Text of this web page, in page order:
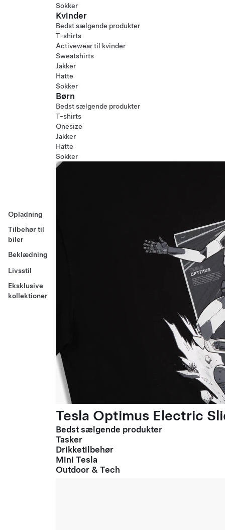
Opladning
Tilbehør til
biler
Beklædning
Livsstil
Eksklusive
kollektioner
Sokker
Kvinder
Bedst sælgende produkter
T-shirts
Activewear til kvinder
Sweatshirts
Jakker
Hatte
Sokker
Børn
Bedst sælgende produkter
T-shirts
Onesize
Jakker
Hatte
Sokker
Tesla Optimus Electric
Bedst sælgende produkter
Tasker
Drikketilbehør
Mini Tesla
Outdoor & Tech